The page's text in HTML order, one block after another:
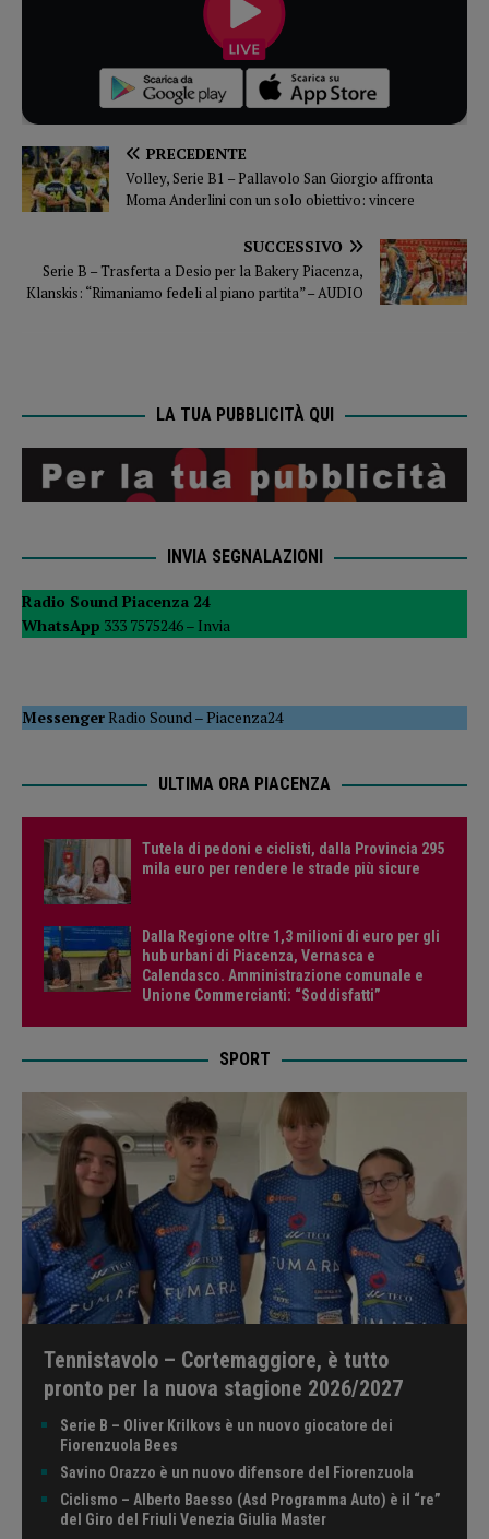
PRECEDENTE
Volley, Serie B1 – Pallavolo San Giorgio affronta
Moma Anderlini con un solo obiettivo: vincere
SUCCESSIVO
Serie B – Trasferta a Desio per la Bakery Piacenza,
Klanskis: “Rimaniamo fedeli al piano partita” – AUDIO
LA TUA PUBBLICITÀ QUI
INVIA SEGNALAZIONI
Radio Sound Piacenza 24
WhatsApp 333 7575246 – Invia
MessengerRadio Sound–Piacenza24
ULTIMA ORA PIACENZA
Tutela di pedoni e ciclisti, dalla Provincia 295
mila euro per rendere le strade più sicure
Dalla Regione oltre 1,3 milioni di euro per gli
hub urbani di Piacenza, Vernasca e
Calendasco. Amministrazione comunale e
Unione Commercianti: “Soddisfatti”
SPORT
Tennistavolo – Cortemaggiore, è tutto
pronto per la nuova stagione 2026/2027
Serie B – Oliver Krilkovs è un nuovo giocatore dei
Fiorenzuola Bees
Savino Orazzo è un nuovo difensore del Fiorenzuola
Ciclismo – Alberto Baesso (Asd Programma Auto) è il “re”
del Giro del Friuli Venezia Giulia Master